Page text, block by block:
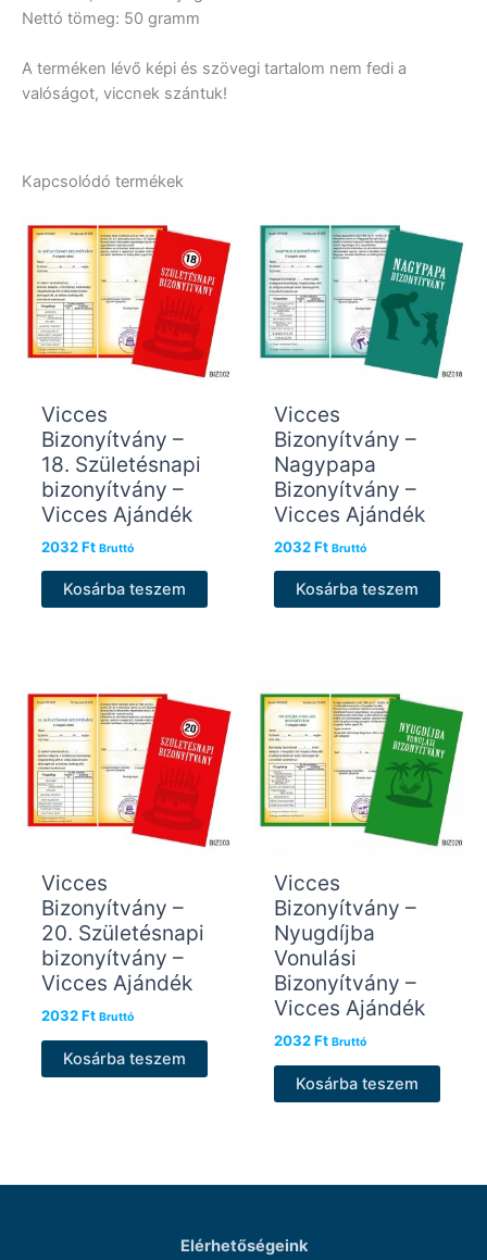
Nettó tömeg: 50 gramm
A terméken lévő képi és szövegi tartalom nem fedi a
valóságot, viccnek szántuk!
Kapcsolódó termékek
Vicces
Bizonyítvány –
18. Születésnapi
bizonyítvány –
Vicces Ajándék
2032Ft Bruttó
Kosárba teszem
Vicces
Bizonyítvány –
Nagypapa
Bizonyítvány –
Vicces Ajándék
2032Ft Bruttó
Kosárba teszem
Vicces
Bizonyítvány –
20. Születésnapi
bizonyítvány –
Vicces Ajándék
2032Ft Bruttó
Kosárba teszem
Vicces
Bizonyítvány –
Nyugdíjba
Vonulási
Bizonyítvány –
Vicces Ajándék
2032Ft Bruttó
Kosárba teszem
Elérhetőségeink